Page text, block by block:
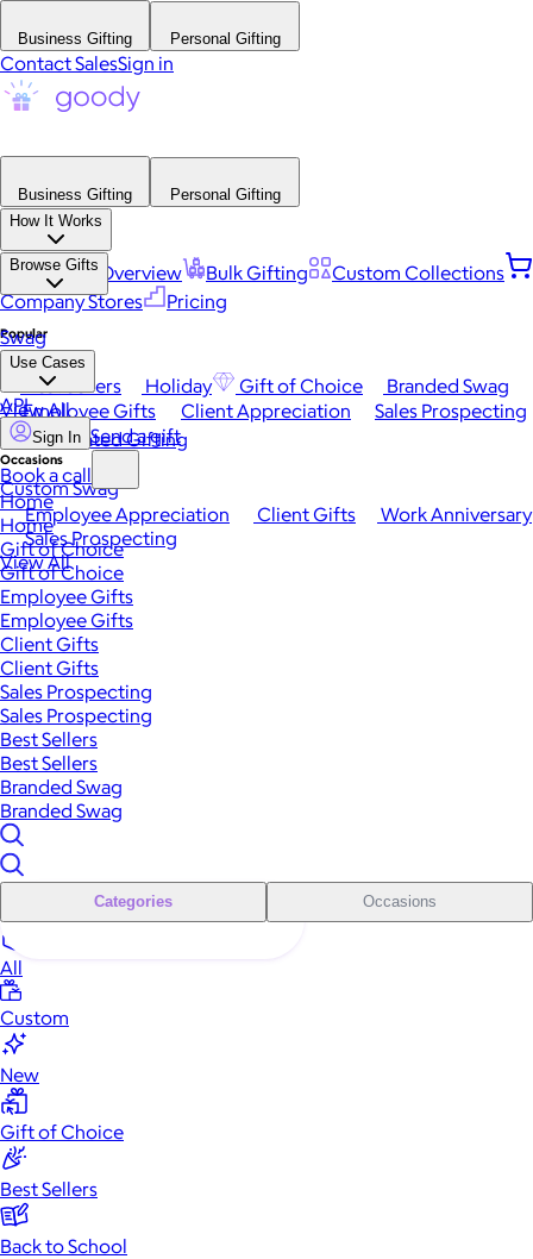
Business Gifting Personal Gifting
Contact SalesSign in
Business Gifting
Personal Gifting
How It Works
Platform Overview Bulk Gifting
Custom Collections
Company Stores
Pricing
Browse Gifts
Popular
Best Sellers Holiday Gift of Choice
Branded Swag
View All
Occasions
Employee Appreciation Client Gifts
Work Anniversary
Sales Prospecting
View All
Swag
Use Cases
Employee Gifts Client Appreciation
Sales Prospecting
Automated Gifting
Custom Swag
API
Sign In Send a gift
Book a call
Home
Home
Gift of Choice
Gift of Choice
Employee Gifts
Employee Gifts
Client Gifts
Client Gifts
Sales Prospecting
Sales Prospecting
Best Sellers
Best Sellers
Branded Swag
Branded Swag
Categories Occasions
All
Custom
New
Gift of Choice
Best Sellers
Back to School